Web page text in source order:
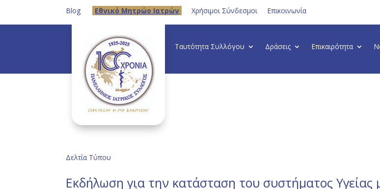
Blog Eθνικό Μητρώο Ιατρών Χρήσιμοι Σύνδεσμοι Επικοινωνία
Ταυτότητα Συλλόγου Δράσεις Επικαιρότητα
Δελτία Τύπου
Εκδήλωση για την κατάσταση του συστήματος